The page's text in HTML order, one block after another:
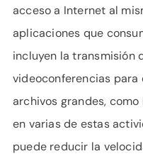
acceso a Internet al
aplicaciones que
incluyen la transmisión
videoconferencias
archivos grandes,
en varias de estas
puede reducir la